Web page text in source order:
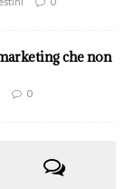
che non
0